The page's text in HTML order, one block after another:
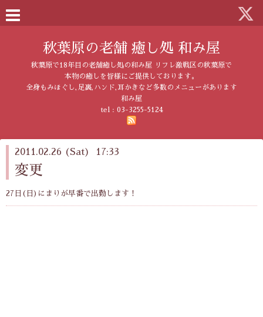
秋葉原の老舗 癒し処 和み屋
秋葉原で18年目の老舗癒し処の和み屋 リフレ激戦区の秋葉原で
本物の癒しを皆様にご提供しております。
全身もみほぐし,足裏,ハンド,耳かきなど多数のメニューがあります
和み屋
tel : 03-3255-5124
2011.02.26 (Sat) 17:33
変更
27日(日)にまりが早番で出勤します！